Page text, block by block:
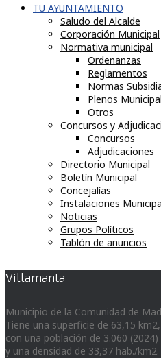
TU AYUNTAMIENTO
Saludo del Alcalde
Corporación Municipal
Normativa municipal
Ordenanzas
Reglamentos
Normas
Plenos
Otros
Concursos y
Concursos
Adjudicaciones
Directorio Municipal
Boletín Municipal
Concejalías
Instalaciones
Noticias
Grupos Políticos
Tablón de anuncios
Villamanta
Municipio de la Comunidad de
Tiene una superficie de 63,15 km2,
con una población de 3.060 (2024)
y una densidad de 33,37 hab./km2.